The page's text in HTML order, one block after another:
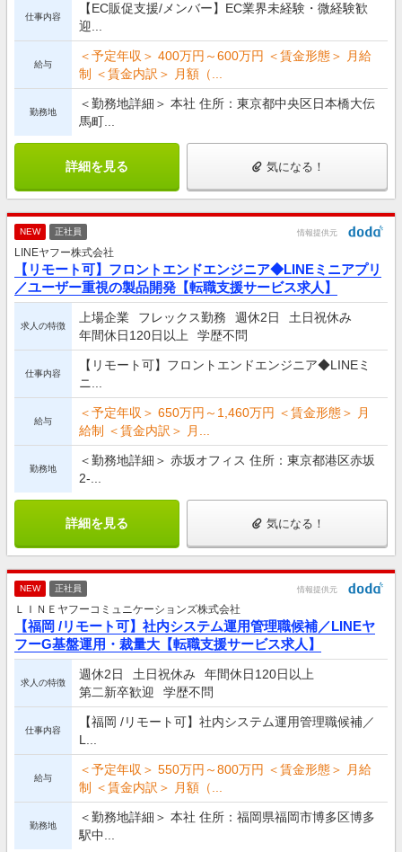
仕事内容
【EC販促支援/メンバー】EC業界未経験・微経験歓
迎...
給与
＜予定年収＞ 400万円～600万円 ＜賃金形態＞ 月給
制 ＜賃金内訳＞ 月額（...
勤務地
＜勤務地詳細＞ 本社 住所：東京都中央区日本橋大伝
馬町...
詳細を見る 気になる！
NEW 正社員 情報提供元
LINEヤフー株式会社
【リモート可】フロントエンドエンジニア◆LINEミニアプリ
／ユーザー重視の製品開発【転職支援サービス求人】
求人の特徴
上場企業 フレックス勤務 週休2日
土日祝休み
年間休日120日以上
学歴不問
仕事内容
【リモート可】フロントエンドエンジニア◆LINEミ
ニ...
給与
＜予定年収＞ 650万円～1,460万円 ＜賃金形態＞ 月
給制 ＜賃金内訳＞ 月...
勤務地
＜勤務地詳細＞ 赤坂オフィス 住所：東京都港区赤坂
2-...
詳細を見る 気になる！
NEW 正社員 情報提供元
ＬＩＮＥヤフーコミュニケーションズ株式会社
【福岡 /リモート可】社内システム運用管理職候補／LINEヤ
フーG基盤運用・裁量大【転職支援サービス求人】
求人の特徴
週休2日 土日祝休み
年間休日120日以上
第二新卒歓迎
学歴不問
仕事内容
【福岡 /リモート可】社内システム運用管理職候補／
L...
給与
＜予定年収＞ 550万円～800万円 ＜賃金形態＞ 月給
制 ＜賃金内訳＞ 月額（...
勤務地
＜勤務地詳細＞ 本社 住所：福岡県福岡市博多区博多
駅中...